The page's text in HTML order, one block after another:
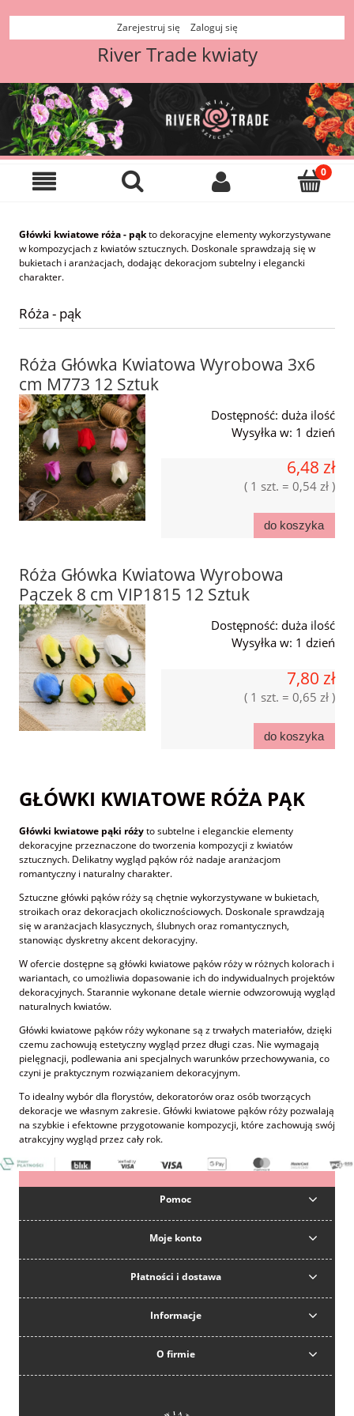
Zarejestruj się Zaloguj się
River Trade kwiaty
Główki kwiatowe róża - pąkto dekoracyjne elementy wykorzystywane
w kompozycjach z kwiatów sztucznych. Doskonale sprawdzają się w
bukietach i aranżacjach, dodając dekoracjom subtelny i elegancki
charakter.
Róża - pąk
Róża Główka Kwiatowa Wyrobowa 3x6
cm M773 12 Sztuk
Dostępność: duża ilość
Wysyłka w: 1 dzień
6,48 zł
( 1 szt. = 0,54 zł )
do koszyka
Róża Główka Kwiatowa Wyrobowa
Pączek 8 cm VIP1815 12 Sztuk
Dostępność: duża ilość
Wysyłka w: 1 dzień
7,80 zł
( 1 szt. = 0,65 zł )
do koszyka
GŁÓWKI KWIATOWE RÓŻA PĄK
Główki kwiatowe pąki różyto subtelne i eleganckie elementy
dekoracyjne przeznaczone do tworzenia kompozycji z kwiatów
sztucznych. Delikatny wygląd pąków róż nadaje aranżacjom
romantyczny i naturalny charakter.
Sztuczne główki pąków róży są chętnie wykorzystywane w bukietach,
stroikach oraz dekoracjach okolicznościowych. Doskonale sprawdzają
się w aranżacjach klasycznych, ślubnych oraz romantycznych,
stanowiąc dyskretny akcent dekoracyjny.
W ofercie dostępne są główki kwiatowe pąków róży w różnych kolorach i
wariantach, co umożliwia dopasowanie ich do indywidualnych projektów
dekoracyjnych. Starannie wykonane detale wiernie odwzorowują wygląd
naturalnych kwiatów.
Główki kwiatowe pąków róży wykonane są z trwałych materiałów, dzięki
czemu zachowują estetyczny wygląd przez długi czas. Nie wymagają
pielęgnacji, podlewania ani specjalnych warunków przechowywania, co
czyni je praktycznym rozwiązaniem dekoracyjnym.
To idealny wybór dla florystów, dekoratorów oraz osób tworzących
dekoracje we własnym zakresie. Główki kwiatowe pąków róży pozwalają
na szybkie i efektowne przygotowanie kompozycji, które zachowują swój
atrakcyjny wygląd przez cały rok.
Pomoc
Moje konto
Płatności i dostawa
Informacje
O firmie